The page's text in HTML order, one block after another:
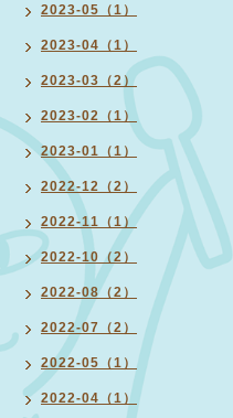
2023-05（1）
2023-04（1）
2023-03（2）
2023-02（1）
2023-01（1）
2022-12（2）
2022-11（1）
2022-10（2）
2022-08（2）
2022-07（2）
2022-05（1）
2022-04（1）